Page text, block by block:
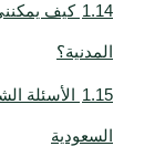
1.14 كيف
المدنية؟
1.15 الأسئلة
السعودية